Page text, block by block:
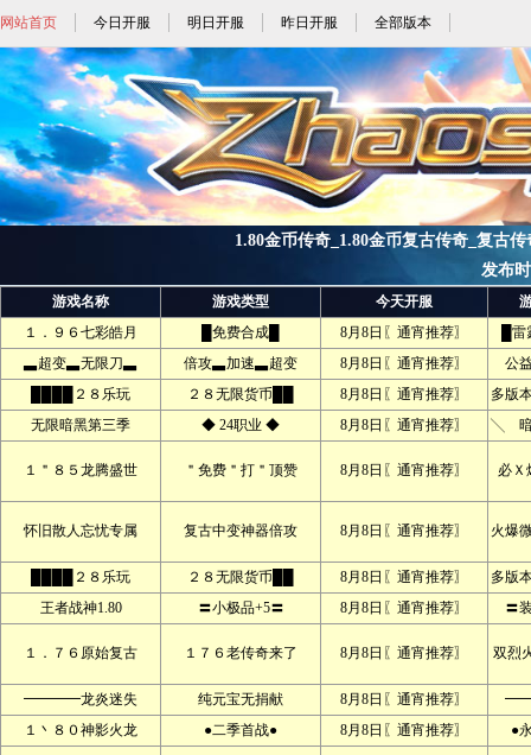
网站首页 今日开服 明日开服 昨日开服 全部版本
1.80金币传奇_1.80金币复古传奇_复古
发布
游戏名称 游戏类型 今天开服
１．９６七彩皓月
█免费合成█ 8月8日〖通宵推荐〗
█
▃超变▃无限刀▃
倍攻▃加速▃超变 8月8日〖通宵推荐〗
公
████２８乐玩
２８无限货币██ 8月8日〖通宵推荐〗
多版
无限暗黑第三季
◆ 24职业 ◆ 8月8日〖通宵推荐〗 ╲ 暗
１＂８５龙腾盛世 ＂免费＂打＂顶赞 8月8日〖通宵推荐〗 必Ｘ
怀旧散人忘忧专属 复古中变神器倍攻 8月8日〖通宵推荐〗 火爆
████２８乐玩 ２８无限货币██ 8月8日〖通宵推荐〗
多版
王者战神1.80
〓小极品+5〓 8月8日〖通宵推荐〗 〓
１．７６原始复古 １７６老传奇来了 8月8日〖通宵推荐〗 双烈
━━━━龙炎迷失 纯元宝无捐献 8月8日〖通宵推荐〗
━━
１丶８０神影火龙
●二季首战● 8月8日〖通宵推荐〗 ●